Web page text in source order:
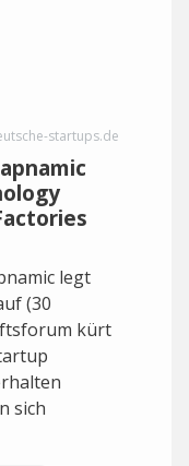
startups.de
legt
(30
kürt
sich